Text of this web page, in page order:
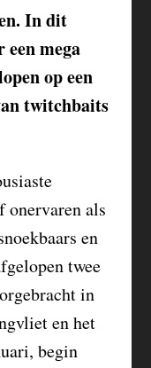
In dit
mega
op een
twitchbaits
onervaren als
en
twee
in
en het
begin